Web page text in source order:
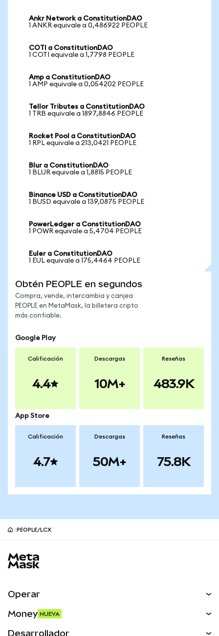
Ankr Network a ConstitutionDAO
1 ANKR equivale a 0,486922 PEOPLE
COTI a ConstitutionDAO
1 COTI equivale a 1,7798 PEOPLE
Amp a ConstitutionDAO
1 AMP equivale a 0,054202 PEOPLE
Tellor Tributes a ConstitutionDAO
1 TRB equivale a 1897,8846 PEOPLE
Rocket Pool a ConstitutionDAO
1 RPL equivale a 213,0421 PEOPLE
Blur a ConstitutionDAO
1 BLUR equivale a 1,8815 PEOPLE
Binance USD a ConstitutionDAO
1 BUSD equivale a 139,0875 PEOPLE
PowerLedger a ConstitutionDAO
1 POWR equivale a 5,4704 PEOPLE
Euler a ConstitutionDAO
1 EUL equivale a 175,4464 PEOPLE
Obtén PEOPLE en segundos
Compra, vende, intercambia y canjea
PEOPLE en MetaMask, la billetera cripto
más confiable.
Google Play
Calificación
4.4
Descargas
10M+
Reseñas
483.9K
App Store
Calificación
4.7
Descargas
50M+
Reseñas
75.8K
PEOPLE/LCX
Operar
Money NUEVA
Desarrollador